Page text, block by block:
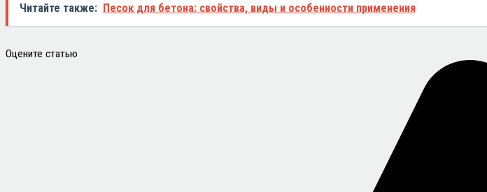
Читайте также: Песок для бетона: свойства, виды и особенности применения
Оцените статью